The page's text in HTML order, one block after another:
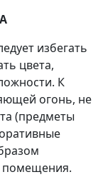
избегать
цвета,
К
огонь, не
(предметы
помещения.